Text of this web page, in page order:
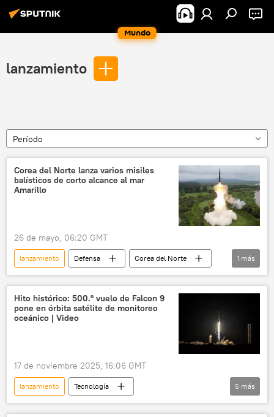
Mundo
lanzamiento
Período
Corea del Norte lanza varios misiles
balísticos de corto alcance al mar
Amarillo
26 de mayo, 06:20 GMT
lanzamiento Defensa
Corea del Norte
misiles balísticos
1 más
Hito histórico: 500.º vuelo de Falcon 9
pone en órbita satélite de monitoreo
oceánico | Video
17 de noviembre 2025, 16:06 GMT
lanzamiento
Tecnología
🚀 Conquista espacial
Elon Musk
5 más